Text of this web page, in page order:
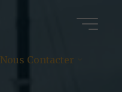
Nous Contacter